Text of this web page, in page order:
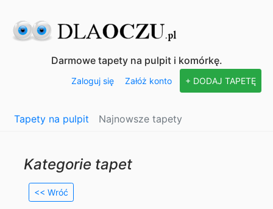
Darmowe tapety na pulpit i komórkę.
Zaloguj się Załóż konto + DODAJ TAPETĘ
Tapety na pulpit Najnowsze tapety
Kategorie tapet
<< Wróć